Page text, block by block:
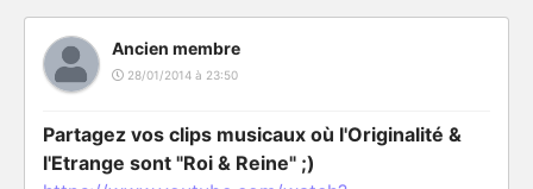
Ancien membre
28/01/2014 à 23:50
Partagez vos clips musicaux où l'Originalité &
l'Etrange sont "Roi & Reine" ;)